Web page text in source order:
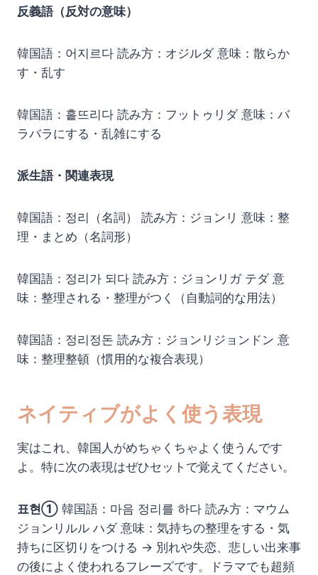
反義語（反対の意味）
韓国語：어지르다 読み方：オジルダ 意味：散らか
す・乱す
韓国語：흩뜨리다 読み方：フットゥリダ 意味：バ
ラバラにする・乱雑にする
派生語・関連表現
韓国語：정리（名詞） 読み方：ジョンリ 意味：整
理・まとめ（名詞形）
韓国語：정리가 되다 読み方：ジョンリガ テダ 意
味：整理される・整理がつく（自動詞的な用法）
韓国語：정리정돈 読み方：ジョンリジョンドン 意
味：整理整頓（慣用的な複合表現）
ネイティブがよく使う表現
実はこれ、韓国人がめちゃくちゃよく使うんです
よ。特に次の表現はぜひセットで覚えてください。
표현① 韓国語：마음 정리를 하다 読み方：マウム
ジョンリルル ハダ 意味：気持ちの整理をする・気
持ちに区切りをつける → 別れや失恋、悲しい出来事
の後によく使われるフレーズです。ドラマでも超頻